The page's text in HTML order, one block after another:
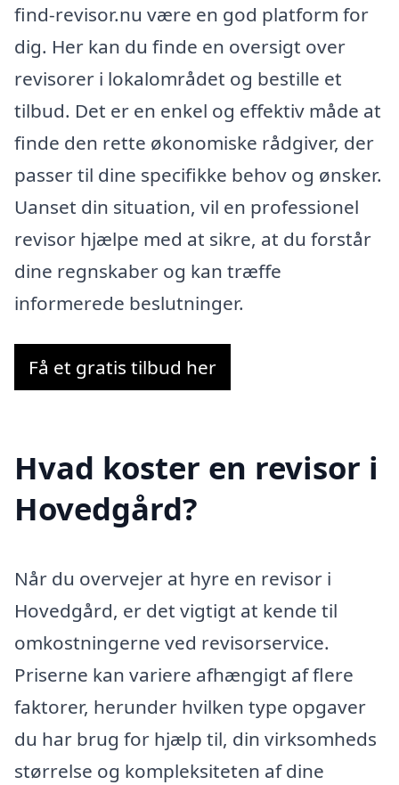
find-revisor.nu være en god platform for
dig. Her kan du finde en oversigt over
revisorer i lokalområdet og bestille et
tilbud. Det er en enkel og effektiv måde at
finde den rette økonomiske rådgiver, der
passer til dine specifikke behov og ønsker.
Uanset din situation, vil en professionel
revisor hjælpe med at sikre, at du forstår
dine regnskaber og kan træffe
informerede beslutninger.
Få et gratis tilbud her
Hvad koster en revisor i
Hovedgård?
Når du overvejer at hyre en revisor i
Hovedgård, er det vigtigt at kende til
omkostningerne ved revisorservice.
Priserne kan variere afhængigt af flere
faktorer, herunder hvilken type opgaver
du har brug for hjælp til, din virksomheds
størrelse og kompleksiteten af dine